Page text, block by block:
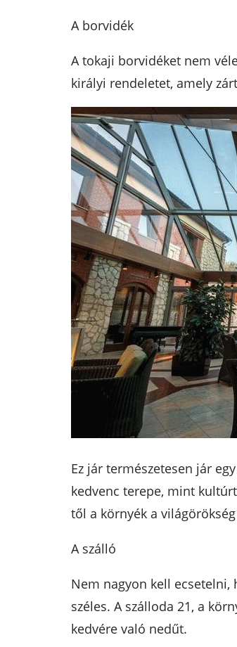
A borvidék
A tokaji borvidéket nem
királyi rendeletet, amely
Ez jár természetesen jár
kedvenc terepe, mint
től a környék a
A szálló
Nem nagyon kell ecsetelni,
széles. A szálloda 21, a
kedvére való nedűt.